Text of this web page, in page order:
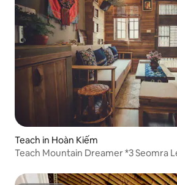
Teach in Hoàn Kiếm
Teach Mountain Dreamer *3 Seomra